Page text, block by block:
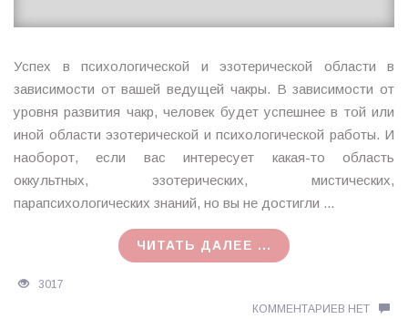
Успех в психологической и эзотерической области в
зависимости от вашей ведущей чакры. В зависимости от
уровня развития чакр, человек будет успешнее в той или
иной области эзотерической и психологической работы. И
наоборот, если вас интересует какая-то область
оккультных, эзотерических, мистических,
парапсихологических знаний, но вы не достигли ...
ЧИТАТЬ ДАЛЕЕ ...
3017
КОММЕНТАРИЕВ НЕТ